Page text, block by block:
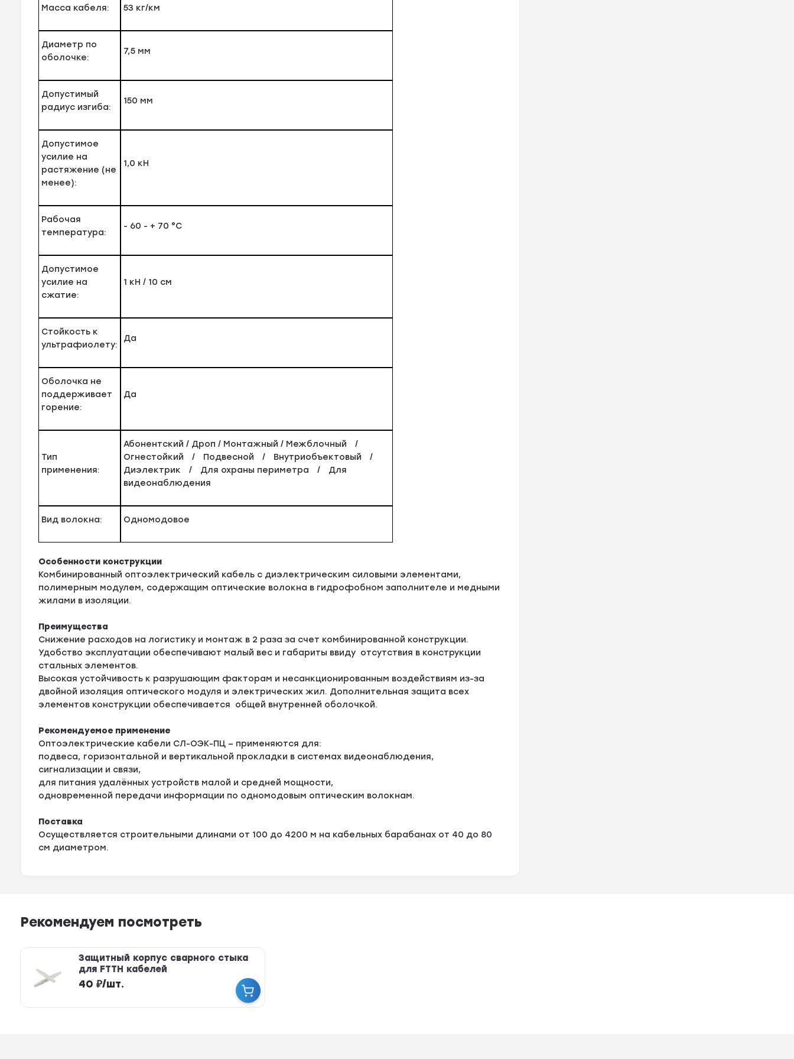
Масса кабеля: 53 кг/км
Диаметр по
оболочке:
7,5 мм
Допустимый
радиус изгиба:
150 мм
Допустимое
усилие на
растяжение (не
менее):
1,0 кН
Рабочая
температура:
- 60 - + 70 °C
Допустимое
усилие на
сжатие:
1 кН / 10 см
Стойкость к
ультрафиолету:
Да
Оболочка не
поддерживает
горение:
Да
Тип
применения:
Абонентский / Дроп / Монтажный / Межблочный /
Огнестойкий / Подвесной / Внутриобъектовый /
Диэлектрик / Для охраны периметра / Для
видеонаблюдения
Вид волокна: Одномодовое
Особенности конструкции
Комбинированный оптоэлектрический кабель с диэлектрическим силовыми элементами,
полимерным модулем, содержащим оптические волокна в гидрофобном заполнителе и медными
жилами в изоляции.
Преимущества
Снижение расходов на логистику и монтаж в 2 раза за счет комбинированной конструкции.
Удобство эксплуатации обеспечивают малый вес и габариты ввиду отсутствия в конструкции
стальных элементов.
Высокая устойчивость к разрушающим факторам и несанкционированным воздействиям из-за
двойной изоляция оптического модуля и электрических жил. Дополнительная защита всех
элементов конструкции обеспечивается общей внутренней оболочкой.
Рекомендуемое применение
Оптоэлектрические кабели СЛ-ОЭК-ПЦ – применяются для:
подвеса, горизонтальной и вертикальной прокладки в системах видеонаблюдения,
сигнализации и связи,
для питания удалённых устройств малой и средней мощности,
одновременной передачи информации по одномодовым оптическим волокнам.
Поставка
Осуществляется строительными длинами от 100 до 4200 м на кабельных барабанах от 40 до 80
см диаметром.
Рекомендуем посмотреть
Защитный корпус сварного стыка
для FTTH кабелей
40 ₽/шт.